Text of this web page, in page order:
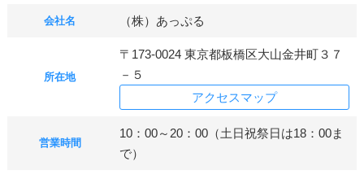
会社名 （株）あっぷる
所在地
〒173-0024 東京都板橋区大山金井町３７
－５
アクセスマップ
営業時間
10：00～20：00（土日祝祭日は18：00ま
で）